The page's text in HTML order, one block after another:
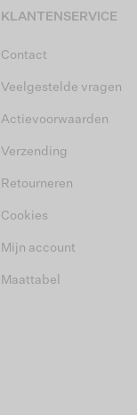
KLANTENSERVICE
Contact
Veelgestelde vragen
Actievoorwaarden
Verzending
Retourneren
Cookies
Mijn account
Maattabel